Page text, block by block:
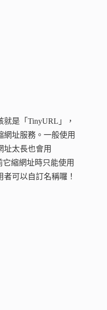
是「TinyURL」，
網址服務。一般使用
址太長也會用
它縮網址時只能使用
可以自訂名稱囉！